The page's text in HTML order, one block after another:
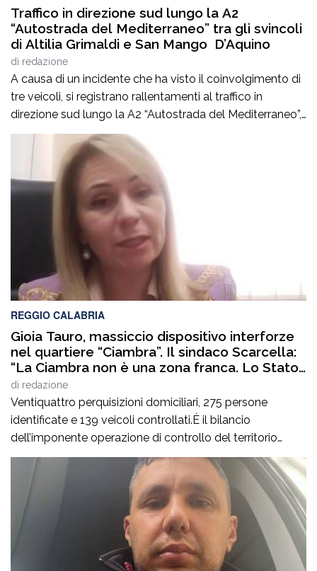
Traffico in direzione sud lungo la A2
“Autostrada del Mediterraneo” tra gli svincoli
di Altilia Grimaldi e San Mango D’Aquino
di redazione
A causa di un incidente che ha visto il coinvolgimento di
tre veicoli, si registrano rallentamenti al traffico in
direzione sud lungo la A2 “Autostrada del Mediterraneo”,
nel tratto compreso tra gli svincoli di Altilia Grimaldi (CS)
e San Mango D’Aquino (CZ). Sul posto è intervenuto il
personale Anas, il 118 e il soccorso meccanico […]
REGGIO CALABRIA
Gioia Tauro, massiccio dispositivo interforze
nel quartiere “Ciambra”. Il sindaco Scarcella:
“La Ciambra non è una zona franca. Lo Stato
c’è e si vede”
di redazione
Ventiquattro perquisizioni domiciliari, 275 persone
identificate e 139 veicoli controllati.È il bilancio
dell’imponente operazione di controllo del territorio
condotta il7 agosto nel quartiere Ciambra di Gioia Tauro,
nell’ambito di un servizio straordinario ad “Alto Impatto”
disposto per rafforzare la presenza delle istituzioni e
contrastare ogni forma di illegalità. Un’azione massiccia
e coordinata che ha visto […]